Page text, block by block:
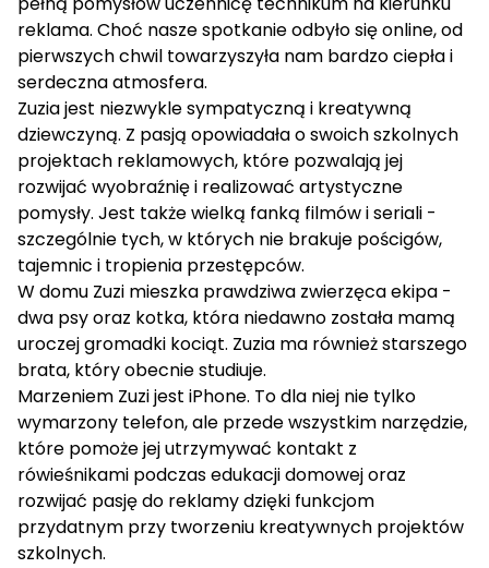
reklama. Choć nasze spotkanie odbyło się online, od
pierwszych chwil towarzyszyła nam bardzo ciepła i
serdeczna atmosfera.
Zuzia jest niezwykle sympatyczną i kreatywną
dziewczyną. Z pasją opowiadała o swoich szkolnych
projektach reklamowych, które pozwalają jej
rozwijać wyobraźnię i realizować artystyczne
pomysły. Jest także wielką fanką filmów i seriali -
szczególnie tych, w których nie brakuje pościgów,
tajemnic i tropienia przestępców.
W domu Zuzi mieszka prawdziwa zwierzęca ekipa -
dwa psy oraz kotka, która niedawno została mamą
uroczej gromadki kociąt. Zuzia ma również starszego
brata, który obecnie studiuje.
Marzeniem Zuzi jest iPhone. To dla niej nie tylko
wymarzony telefon, ale przede wszystkim narzędzie,
które pomoże jej utrzymywać kontakt z
rówieśnikami podczas edukacji domowej oraz
rozwijać pasję do reklamy dzięki funkcjom
przydatnym przy tworzeniu kreatywnych projektów
szkolnych.